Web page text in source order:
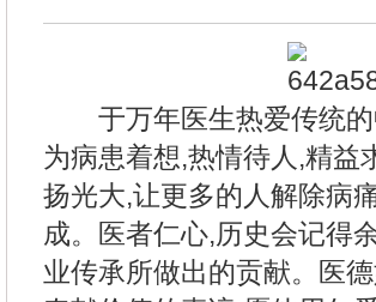
于万年医生热爱传统的
为病患着想,热情待人,精益
扬光大,让更多的人解除病
成。医者仁心,历史会记得
业传承所做出的贡献。医